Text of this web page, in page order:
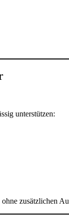
unterstützen:
zusätzlichen